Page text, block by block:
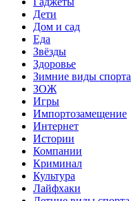
Дети
Дом и сад
Еда
Звёзды
Здоровье
Зимние виды спорта
ЗОЖ
Игры
Импортозамещение
Интернет
Истории
Компании
Криминал
Культура
Лайфхаки